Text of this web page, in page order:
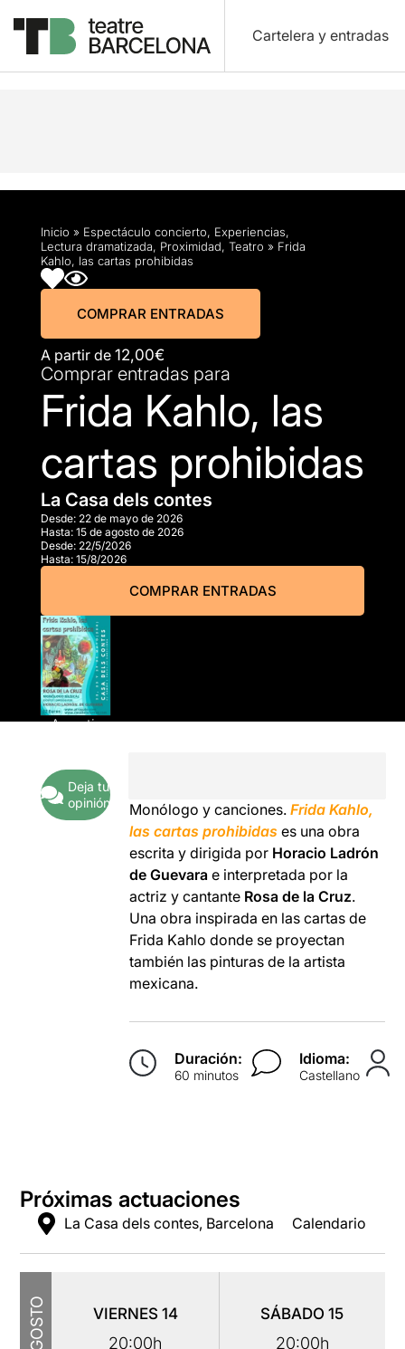
Cartelera y entradas
Descripción Horarios Ficha artística Info
Inicio » Espectáculo concierto, Experiencias,
Lectura dramatizada, Proximidad, Teatro » Frida
Kahlo, las cartas prohibidas
A partir de 12,00€
COMPRAR ENTRADAS
Comprar entradas para
Frida Kahlo, las
cartas prohibidas
La Casa dels contes
Desde: 22 de mayo de 2026
Hasta: 15 de agosto de 2026
Desde: 22/5/2026
Hasta: 15/8/2026
COMPRAR ENTRADAS
A partir
Deja tu
opinión
Monólogo y canciones.Frida Kahlo,
las cartas prohibidas es una obra
escrita y dirigida por Horacio Ladrón
de Guevara e interpretada por la
actriz y cantante Rosa de la Cruz.
Una obra inspirada en las cartas de
Frida Kahlo donde se proyectan
también las pinturas de la artista
mexicana.
Duración:
60 minutos
Idioma:
Castellano
Próximas actuaciones
La Casa dels contes, Barcelona Calendario
AGOSTO VIERNES 14
20:00h
SÁBADO15
20:00h